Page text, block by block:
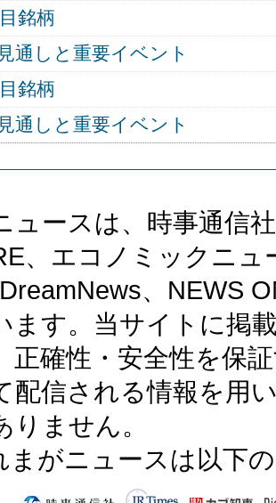
銘柄
通しと重要イベント
銘柄
通しと重要イベント
ュースは、時事通信
、エコノミックニ
、NEWS
ます。当サイトに掲
正確性・安全性を保
配信される情報を用
りません。
まがニュースは以下